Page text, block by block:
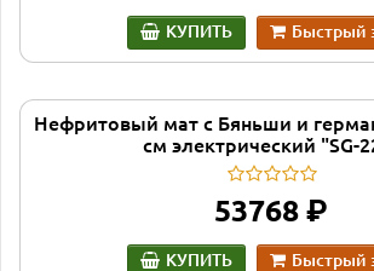
КУПИТЬ Быстрый
Нефритовый мат с Бяньши и
см электрический "SG-
53768 руб.
КУПИТЬ Быстрый